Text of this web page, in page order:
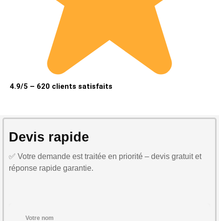
4.9/5 – 620 clients satisfaits
Devis rapide
✅ Votre demande est traitée en priorité – devis gratuit et
réponse rapide garantie.
Votre nom